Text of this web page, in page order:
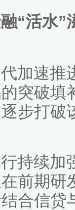
“活水”
加速推
突破填
步打破
持续加
前期研
合信贷